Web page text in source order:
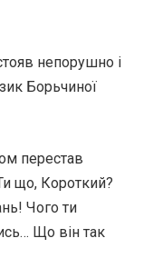
непорушно і
Борьчиної
перестав
що, Короткий?
Чого ти
Що він так